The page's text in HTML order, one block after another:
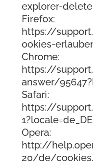
explorer-
Firefox:
https://
ookies-
Chrome:
https://
answer/
Safari:
https://
1?locale=de_DE
Opera:
http://
20/de/